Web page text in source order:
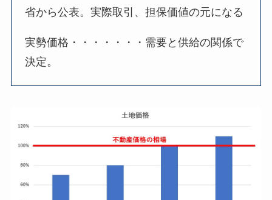
省から公表。実際取引、担保価値の元になる
実勢価格・・・・・・・需要と供給の関係で
決定。